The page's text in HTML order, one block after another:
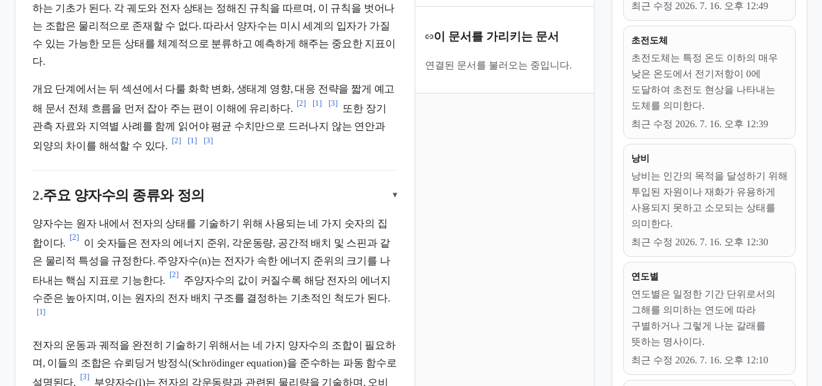
하는 기초가 된다. 각 궤도와 전자 상태는 정해진 규칙을 따르며, 이 규칙을 벗어나
는 조합은 물리적으로 존재할 수 없다. 따라서 양자수는 미시 세계의 입자가 가질
수 있는 가능한 모든 상태를 체계적으로 분류하고 예측하게 해주는 중요한 지표이
다.
개요 단계에서는 뒤 섹션에서 다룰 화학 변화, 생태계 영향, 대응 전략을 짧게 예고
해 문서 전체 흐름을 먼저 잡아 주는 편이 이해에 유리하다.
[2] [1] [3]
또한 장기
관측 자료와 지역별 사례를 함께 읽어야 평균 수치만으로 드러나지 않는 연안과
외양의 차이를 해석할 수 있다.
[2] [1] [3]
2.주요 양자수의 종류와 정의 ▾
양자수는 원자 내에서 전자의 상태를 기술하기 위해 사용되는 네 가지 숫자의 집
합이다.
[2]
이 숫자들은 전자의 에너지 준위, 각운동량, 공간적 배치 및 스핀과 같
은 물리적 특성을 규정한다. 주양자수(n)는 전자가 속한 에너지 준위의 크기를 나
타내는 핵심 지표로 기능한다.
[2]
주양자수의 값이 커질수록 해당 전자의 에너지
수준은 높아지며, 이는 원자의 전자 배치 구조를 결정하는 기초적인 척도가 된다.
[1]
전자의 운동과 궤적을 완전히 기술하기 위해서는 네 가지 양자수의 조합이 필요하
며, 이들의 조합은 슈뢰딩거 방정식(Schrödinger equation)을 준수하는 파동 함수로
설명된다.
[3]
부양자수(l)는 전자의 각운동량과 관련된 물리량을 기술하며, 오비
이 문서를 가리키는 문서
연결된 문서를 불러오는 중입니다.
최근 수정 2026. 7. 16. 오후 12:49
초전도체
초전도체는 특정 온도 이하의 매우
낮은 온도에서 전기저항이 0에
도달하여 초전도 현상을 나타내는
도체를 의미한다.
최근 수정 2026. 7. 16. 오후 12:39
낭비
낭비는 인간의 목적을 달성하기 위해
투입된 자원이나 재화가 유용하게
사용되지 못하고 소모되는 상태를
의미한다.
최근 수정 2026. 7. 16. 오후 12:30
연도별
연도별은 일정한 기간 단위로서의
그해를 의미하는 연도에 따라
구별하거나 그렇게 나눈 갈래를
뜻하는 명사이다.
최근 수정 2026. 7. 16. 오후 12:10